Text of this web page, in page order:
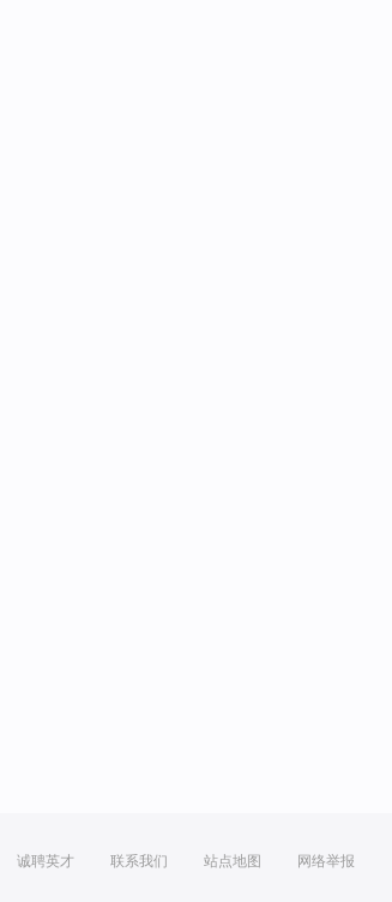
诚聘英才 联系我们 站点地图 网络举报